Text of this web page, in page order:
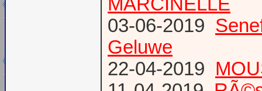
03-06-2019
Geluwe
22-04-2019